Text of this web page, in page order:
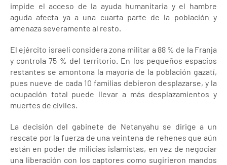
impide el acceso de la ayuda humanitaria y el hambre
aguda afecta ya a una cuarta parte de la población y
amenaza severamente al resto.
El ejército israelí considera zona militar a 88 % de la Franja
y controla 75 % del territorio. En los pequeños espacios
restantes se amontona la mayoría de la población gazatí,
pues nueve de cada 10 familias debieron desplazarse, y la
ocupación total puede llevar a más desplazamientos y
muertes de civiles.
La decisión del gabinete de Netanyahu se dirige a un
rescate por la fuerza de una veintena de rehenes que aún
están en poder de milicias islamistas, en vez de negociar
una liberación con los captores como sugirieron mandos